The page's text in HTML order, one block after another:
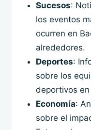
Sucesos:
los eventos
ocurren en
alrededores.
Deportes:
sobre los
deportivos
Economía:
sobre el